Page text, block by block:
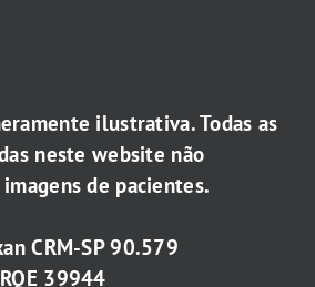
ilustrativa. Todas as
neste website não
de pacientes.
CRM-SP 90.579
39944